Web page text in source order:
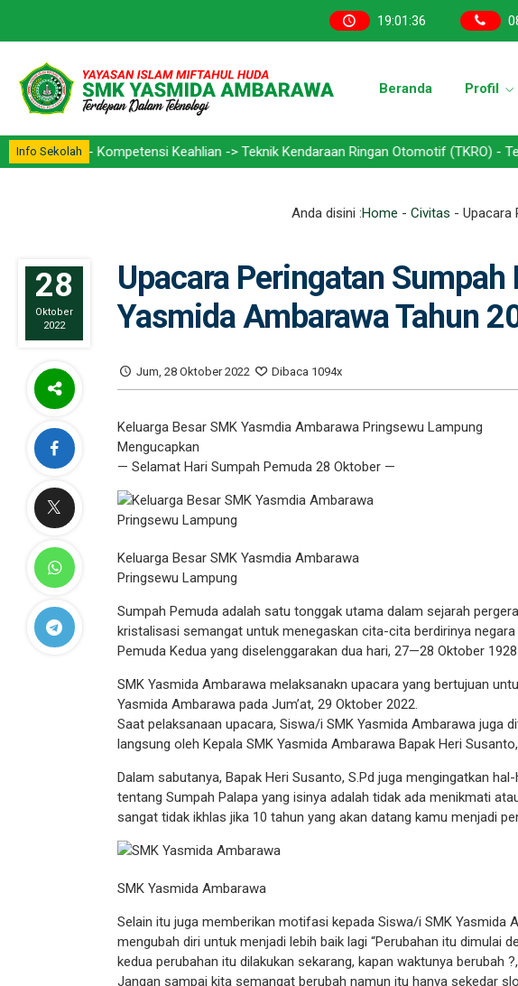
19:01:36
Beranda Profil
Info Sekolah
- Kompetensi Keahlian -> Teknik Kendaraan Ringan Otomotif (TKRO) -
Anda disini :Home - Civitas - Upacara
28
Oktober
2022
Upacara Peringatan Sumpah
Yasmida Ambarawa Tahun
Jum, 28 Oktober 2022 Dibaca 1094x
Keluarga Besar SMK Yasmdia Ambarawa Pringsewu Lampung
Mengucapkan
— Selamat Hari Sumpah Pemuda 28 Oktober —
Keluarga Besar SMK Yasmdia Ambarawa
Pringsewu Lampung
Sumpah Pemuda adalah satu tonggak utama dalam sejarah
kristalisasi semangat untuk menegaskan cita-cita berdirinya
Pemuda Kedua yang diselenggarakan dua hari, 27—28 Oktober
SMK Yasmida Ambarawa melaksanakn upacara yang bertujuan
Yasmida Ambarawa pada Jum’at, 29 Oktober 2022.
Saat pelaksanaan upacara, Siswa/i SMK Yasmida Ambarawa juga
langsung oleh Kepala SMK Yasmida Ambarawa Bapak Heri Susanto,
Dalam sabutanya, Bapak Heri Susanto, S.Pd juga mengingatkan
tentang Sumpah Palapa yang isinya adalah tidak ada menikmati
sangat tidak ikhlas jika 10 tahun yang akan datang kamu menjadi
SMK Yasmida Ambarawa
Selain itu juga memberikan motifasi kepada Siswa/i SMK Yasmida
mengubah diri untuk menjadi lebih baik lagi “Perubahan itu dimulai
kedua perubahan itu dilakukan sekarang, kapan waktunya berubah
Jangan sampai kita semangat berubah namun itu hanya sekedar